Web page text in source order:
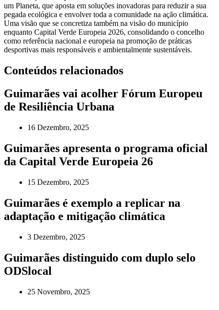
um Planeta, que aposta em soluções inovadoras para reduzir a sua
pegada ecológica e envolver toda a comunidade na ação climática.
Uma visão que se concretiza também na visão do município
enquanto Capital Verde Europeia 2026, consolidando o concelho
como referência nacional e europeia na promoção de práticas
desportivas mais responsáveis e ambientalmente sustentáveis.
Conteúdos relacionados
Guimarães vai acolher Fórum Europeu
de Resiliência Urbana
16 Dezembro, 2025
Guimarães apresenta o programa oficial
da Capital Verde Europeia 26
15 Dezembro, 2025
Guimarães é exemplo a replicar na
adaptação e mitigação climática
3 Dezembro, 2025
Guimarães distinguido com duplo selo
ODSlocal
25 Novembro, 2025